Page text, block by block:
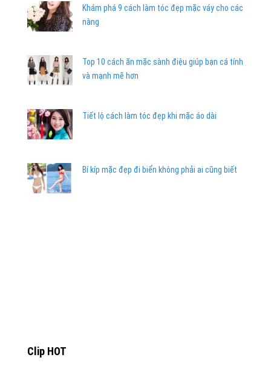
Khám phá 9 cách làm tóc đẹp mặc váy cho các
nàng
Top 10 cách ăn mặc sành điệu giúp bạn cá tính
và mạnh mẽ hơn
Tiết lộ cách làm tóc đẹp khi mặc áo dài
Bí kíp mặc đẹp đi biển không phải ai cũng biết
Clip HOT